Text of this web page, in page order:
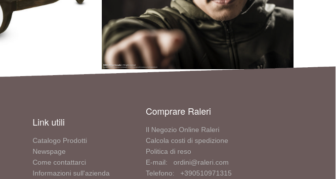
Link utili
Catalogo Prodotti
Newspage
Come contattarci
Informazioni sull'azienda
Comprare Raleri
Il Negozio Online Raleri
Calcola costi di spedizione
Politica di reso
E-mail: ordini@raleri.com
Telefono: +390510971315